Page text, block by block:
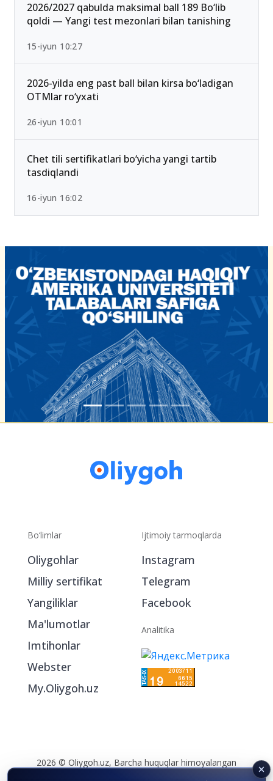
2026/2027 qabulda maksimal ball 189 Bo‘lib
qoldi — Yangi test mezonlari bilan tanishing
15-iyun 10:27
2026-yilda eng past ball bilan kirsa bo‘ladigan
OTMlar ro‘yxati
26-iyun 10:01
Chet tili sertifikatlari bo‘yicha yangi tartib
tasdiqlandi
16-iyun 16:02
Bo‘limlar
Oliygohlar
Milliy sertifikat
Yangiliklar
Ma'lumotlar
Imtihonlar
Webster
My.Oliygoh.uz
Ijtimoiy tarmoqlarda
Instagram
Telegram
Facebook
Analitika
2026 © Oliygoh.uz, Barcha huquqlar himoyalangan